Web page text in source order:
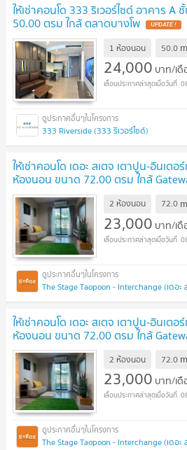
ให้เช่าคอนโด 333 ริเวอร์ไซด์ อาคาร
50.00 ตรม ใกล้ ตลาดบางโพ UPDATE !
1 ห้องนอน 50.0 m
24,000 บาท/เดื
333 Riverside (333 ริเวอร์ไซด์)
ให้เช่าคอนโด เดอะ สเตจ เตาปูน-อินเต
ห้องนอน ขนาด 72.00 ตรม ใกล้
2 ห้องนอน 72.0 m
23,000 บาท/เดื
The Stage Taopoon - Interchange (เดอะ
ให้เช่าคอนโด เดอะ สเตจ เตาปูน-อินเต
ห้องนอน ขนาด 72.00 ตรม ใกล้
2 ห้องนอน 72.0 m
23,000 บาท/เดื
The Stage Taopoon - Interchange (เดอะ